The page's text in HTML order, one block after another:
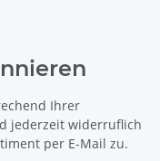
Ihrer
jederzeit widerruflich
per E-Mail zu.